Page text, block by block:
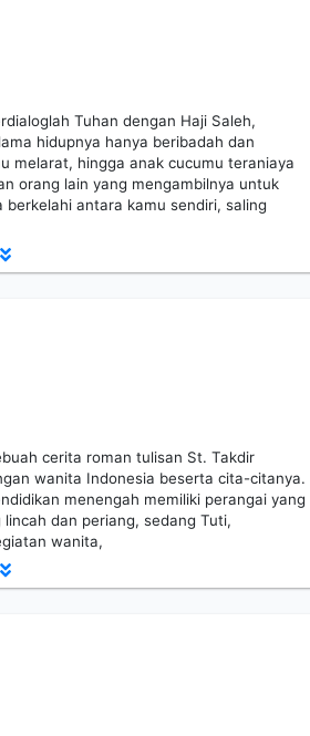
Tuhan dengan Haji Saleh,
hidupnya hanya beribadah dan
melarat, hingga anak cucumu teraniaya
orang lain yang mengambilnya untuk
antara kamu sendiri, saling
cerita roman tulisan St. Takdir
wanita Indonesia beserta cita-citanya.
menengah memiliki perangai yang
dan periang, sedang Tuti,
wanita,